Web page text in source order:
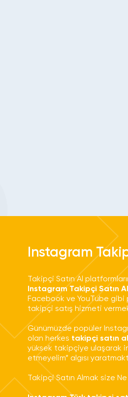
Instagram
Takipçi Satın Al
Instagram Takipçi Satın Al
Facebook ve YouTube gibi
takipçi satış hizmeti
Günümüzde popüler
olan herkes takipçi satın al
yüksek takipçiye ulaşarak
etmeyelim” algısı
Takipçi Satın Almak size Ne